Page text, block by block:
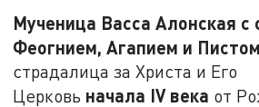
Мученица Васса Алонская с
Феогнием, Агапием и Пистом
страдалица за Христа и Его
Церковь начала IVвека от